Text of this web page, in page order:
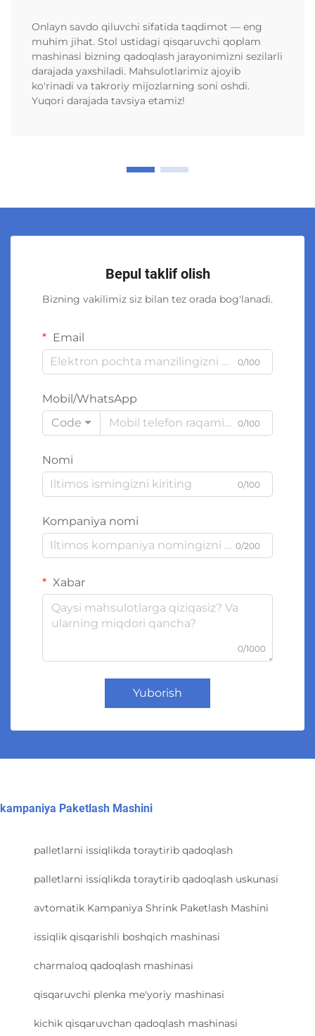
Onlayn savdo qiluvchi sifatida taqdimot — eng
muhim jihat. Stol ustidagi qisqaruvchi qoplam
mashinasi bizning qadoqlash jarayonimizni sezilarli
darajada yaxshiladi. Mahsulotlarimiz ajoyib
ko'rinadi va takroriy mijozlarning soni oshdi.
Yuqori darajada tavsiya etamiz!
Bepul taklif olish
Bizning vakilimiz siz bilan tez orada bog'lanadi.
Email
0/100
Mobil/WhatsApp
Code
0/100
Nomi
0/100
Kompaniya nomi
0/200
Xabar
0/1000
Yuborish
kampaniya Paketlash Mashini
palletlarni issiqlikda toraytirib qadoqlash
palletlarni issiqlikda toraytirib qadoqlash uskunasi
avtomatik Kampaniya Shrink Paketlash Mashini
issiqlik qisqarishli boshqich mashinasi
charmaloq qadoqlash mashinasi
qisqaruvchi plenka me'yoriy mashinasi
kichik qisqaruvchan qadoqlash mashinasi